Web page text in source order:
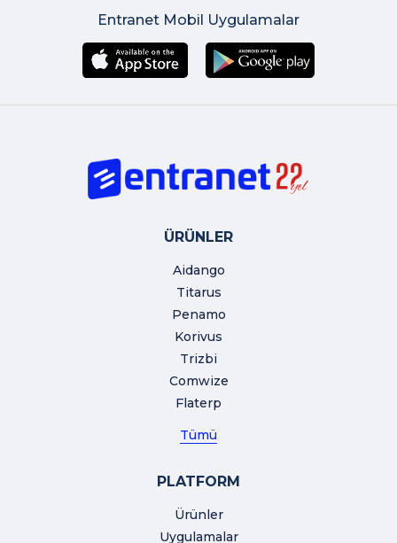
Entranet Mobil Uygulamalar
ÜRÜNLER
Aidango
Titarus
Penamo
Korivus
Trizbi
Comwize
Flaterp
Tümü
PLATFORM
Ürünler
Uygulamalar